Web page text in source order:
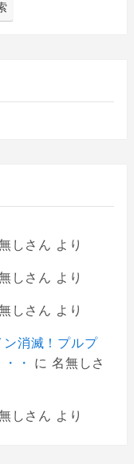
しさん より
しさん より
しさん より
ン消滅！プルプ
・
に 名無しさ
しさん より